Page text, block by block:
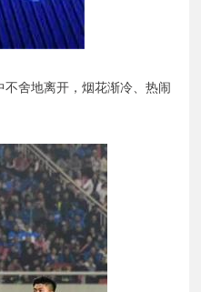
舍地离开，烟花渐冷、热闹